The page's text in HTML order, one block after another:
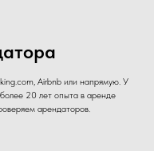
Airbnb или напрямую. У
20 лет опыта в аренде
арендаторов.